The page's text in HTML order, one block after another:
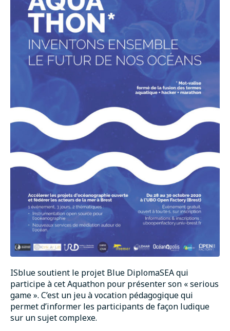
ISblue soutient le projet Blue DiplomaSEA qui
participe à cet Aquathon pour présenter son « serious
game ». C’est un jeu à vocation pédagogique qui
permet d’informer les participants de façon ludique
sur un sujet complexe.